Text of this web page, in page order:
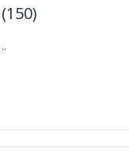
(150)
..